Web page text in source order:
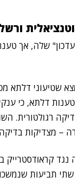
שלה, אך
שטיעוני דלתא
טענות דלתא, כי
רגולטורית.
– מצדיקות
תביעות